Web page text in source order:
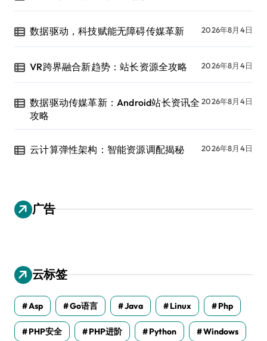
数据驱动，科技赋能无障碍传媒革新 2026年8月4日
VR跨界融合新趋势：站长资源全攻略 2026年8月4日
数据驱动传媒革新：Android站长资讯全
攻略
2026年8月4日
云计算弹性架构：智能资源调配揭秘 2026年8月4日
广告
云标签
Asp Go语言 Java Linux Php
PHP安全 PHP进阶 Python Windows